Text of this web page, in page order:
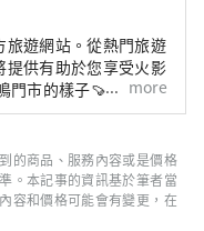
旅遊網站。從熱門旅遊
提供有助於您享受火影
門市的樣子🍠 四國的
和明石海峽大橋與關西
大水流之一的鳴門漩
多觀光景點！
more
的商品、服務內容或是價格
。本記事的資訊基於筆者當
容和價格可能會有變更，在